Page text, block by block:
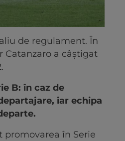
de regulament. În
Catanzaro a câștigat
B: în caz de
iar echipa
promovarea în Serie